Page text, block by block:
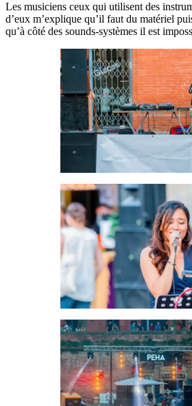
Les musiciens ceux qui utilisent des
d’eux m’explique qu’il faut du matériel
qu’à côté des sounds-systèmes il est